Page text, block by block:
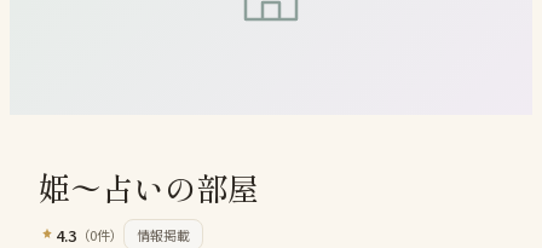
姫〜占いの部屋
4.3 （0件） 情報掲載